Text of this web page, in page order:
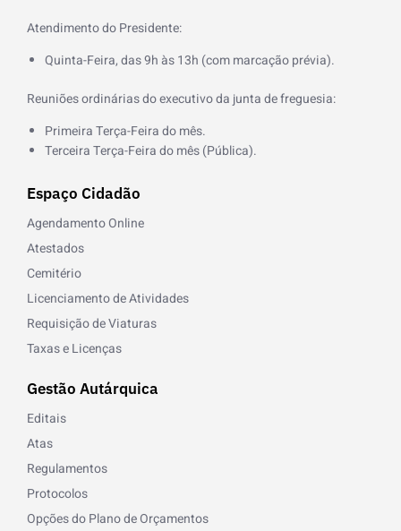
Atendimento do Presidente:
Quinta-Feira, das 9h às 13h (com marcação prévia).
Reuniões ordinárias do executivo da junta de freguesia:
Primeira Terça-Feira do mês.
Terceira Terça-Feira do mês (Pública).
Espaço Cidadão
Agendamento Online
Atestados
Cemitério
Licenciamento de Atividades
Requisição de Viaturas
Taxas e Licenças
Gestão Autárquica
Editais
Atas
Regulamentos
Protocolos
Opções do Plano de Orçamentos